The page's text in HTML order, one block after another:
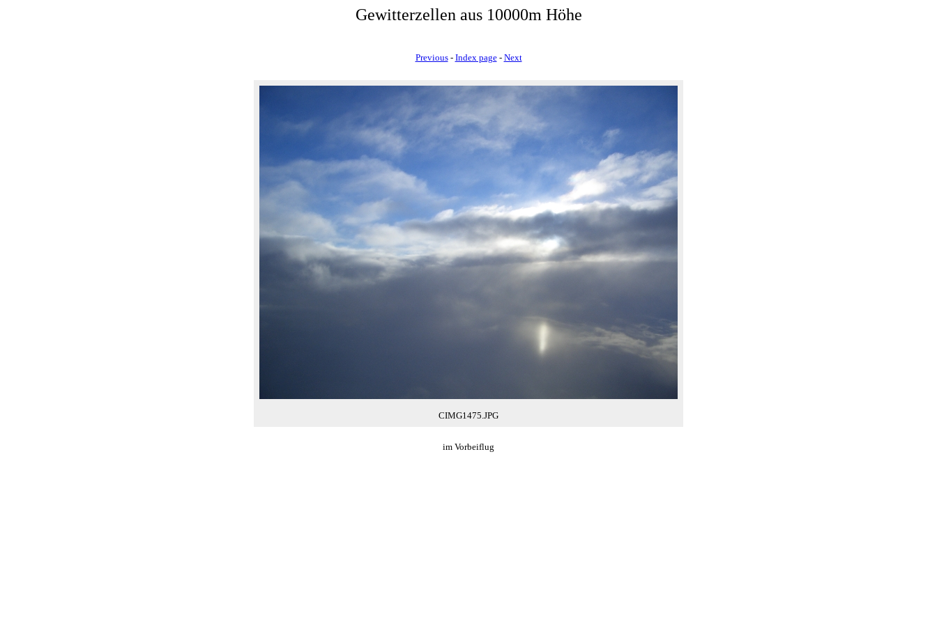
Gewitterzellen aus 10000m Höhe
Previous- Index page- Next
CIMG1475.JPG
im Vorbeiflug